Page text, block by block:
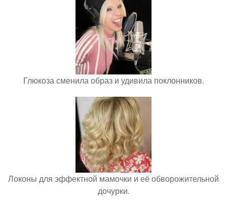
Глюкоза сменила образ и удивила поклонников.
Локоны для эффектной мамочки и её обворожительной
дочурки.